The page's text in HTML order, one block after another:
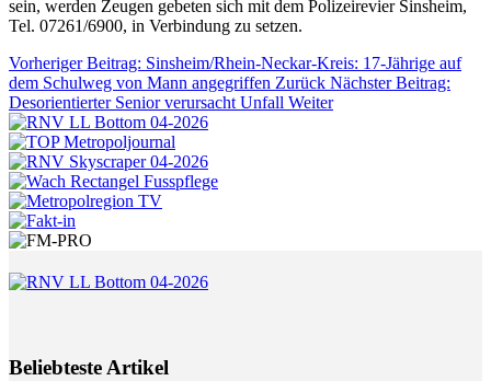
sein, werden Zeugen gebeten sich mit dem Polizeirevier Sinsheim,
Tel. 07261/6900, in Verbindung zu setzen.
Vorheriger Beitrag: Sinsheim/Rhein-Neckar-Kreis: 17-Jährige auf
dem Schulweg von Mann angegriffen Zurück Nächster Beitrag:
Desorientierter Senior verursacht Unfall Weiter
Beliebteste Artikel